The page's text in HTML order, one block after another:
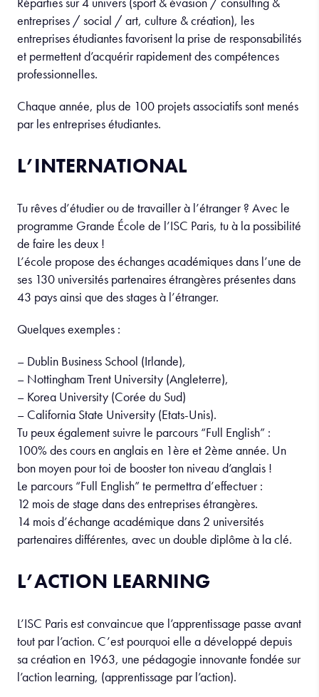
entreprises / social / art, culture & création), les
entreprises étudiantes favorisent la prise de responsabilités
et permettent d’acquérir rapidement des compétences
professionnelles.
Chaque année, plus de 100 projets associatifs sont menés
par les entreprises étudiantes.
L’INTERNATIONAL
Tu rêves d’étudier ou de travailler à l’étranger ? Avec le
programme Grande École de l’ISC Paris, tu à la possibilité
de faire les deux !
L’école propose des échanges académiques dans l’une de
ses 130 universités partenaires étrangères présentes dans
43 pays ainsi que des stages à l’étranger.
Quelques exemples :
– Dublin Business School (Irlande),
– Nottingham Trent University (Angleterre),
– Korea University (Corée du Sud)
– California State University (Etats-Unis).
Tu peux également suivre le parcours “Full English” :
100% des cours en anglais en 1ère et 2ème année. Un
bon moyen pour toi de booster ton niveau d’anglais !
Le parcours “Full English” te permettra d’effectuer :
12 mois de stage dans des entreprises étrangères.
14 mois d’échange académique dans 2 universités
partenaires différentes, avec un double diplôme à la clé.
L’ACTION LEARNING
L’ISC Paris est convaincue que l’apprentissage passe avant
tout par l’action. C’est pourquoi elle a développé depuis
sa création en 1963, une pédagogie innovante fondée sur
l’action learning, (apprentissage par l’action).